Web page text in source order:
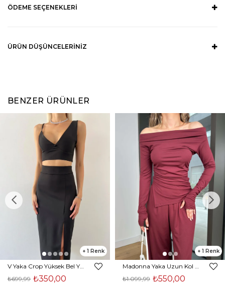
ÖDEME SEÇENEKLERI
ÜRÜN DÜŞÜNCELERINIZ
BENZER ÜRÜNLER
1
₺350,00
₺699,99
1
₺550,00
₺1.099,99